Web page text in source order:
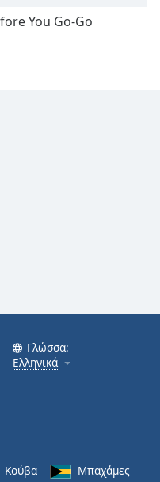
You Go-Go
Γλώσσα:
Ελληνικά
Κούβα
Μπαχάμες